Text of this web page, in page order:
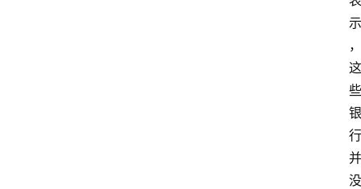
示
，
这
些
银
行
并
没